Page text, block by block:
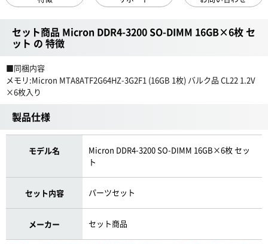
セット商品 Micron DDR4-3200 SO-DIMM 16GB×6枚 セ
ット の 特徴
■同梱内容
メモリ:Micron MTA8ATF2G64HZ-3G2F1 (16GB 1枚) バルク品 CL22 1.2V
×6枚入り
製品仕様
モデル名
Micron DDR4-3200 SO-DIMM 16GB×6枚 セッ
ト
セット内容 パーツセット
メーカー セット商品